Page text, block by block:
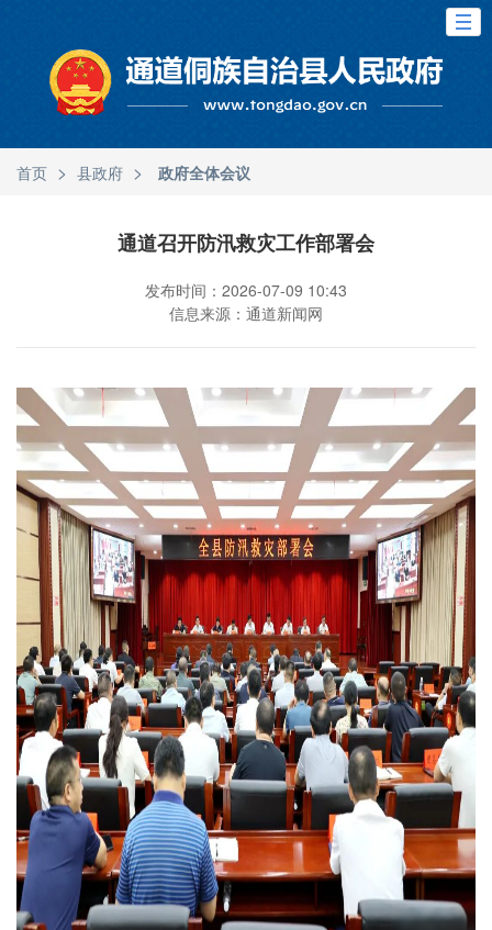
首页 > 县政府 > 政府全体会议
通道召开防汛救灾工作部署会
发布时间：2026-07-09 10:43
信息来源：通道新闻网